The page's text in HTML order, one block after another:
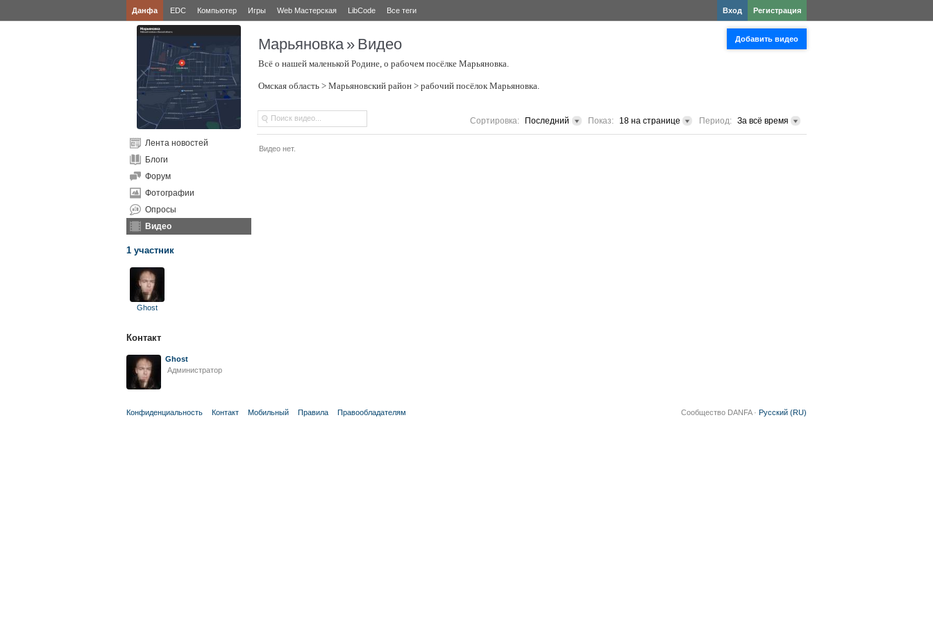
Данфа EDC Компьютер Игры Web Мастерская LibCode Все теги Регистрация
Вход
Лента новостей
Блоги
Форум
Фотографии
Опросы
Видео
1 участник
Ghost
Контакт
Ghost
Администратор
Добавить видео
Марьяновка » Видео
Всё о нашей маленькой Родине, о рабочем посёлке Марьяновка.
Омская область > Марьяновский район > рабочий посёлок Марьяновка.
Сортировка: Последний Показ: 18 на странице Период: За всё время
Видео нет.
Конфиденциальность Контакт Мобильный Правила Правообладателям Сообщество DANFA · Русский (RU)